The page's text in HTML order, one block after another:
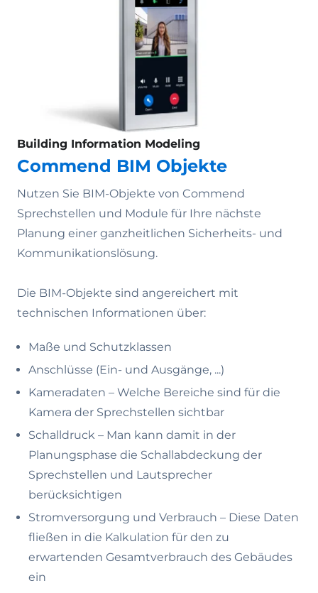
Building Information Modeling
Commend BIM Objekte
Nutzen Sie BIM-Objekte von Commend
Sprechstellen und Module für Ihre nächste
Planung einer ganzheitlichen Sicherheits- und
Kommunikationslösung.
Die BIM-Objekte sind angereichert mit
technischen Informationen über:
Maße und Schutzklassen
Anschlüsse (Ein- und Ausgänge, ...)
Kameradaten – Welche Bereiche sind für die
Kamera der Sprechstellen sichtbar
Schalldruck – Man kann damit in der
Planungsphase die Schallabdeckung der
Sprechstellen und Lautsprecher
berücksichtigen
Stromversorgung und Verbrauch – Diese Daten
fließen in die Kalkulation für den zu
erwartenden Gesamtverbrauch des Gebäudes
ein